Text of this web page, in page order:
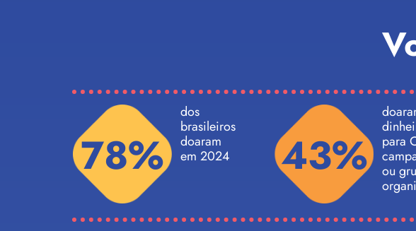
78%
dos
brasileiros
doaram
em 2024
43%
para
ou